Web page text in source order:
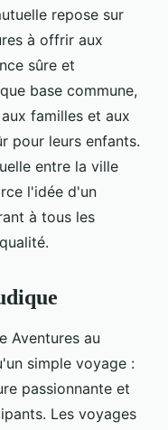
repose sur
à offrir aux
sûre et
base commune,
familles et aux
pour leurs enfants.
entre la ville
l'idée d'un
à tous les
Aventures au
simple voyage :
passionnante et
Les voyages